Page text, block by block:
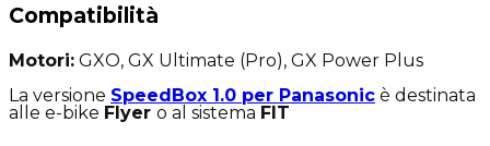
Compatibilità
Motori: GXO, GX Ultimate (Pro), GX Power Plus
La versione SpeedBox 1.0 per Panasonic è destinata
alle e-bike Flyer o al sistema FIT